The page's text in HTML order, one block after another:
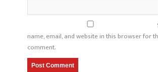
name, email, and website in this browser for
comment.